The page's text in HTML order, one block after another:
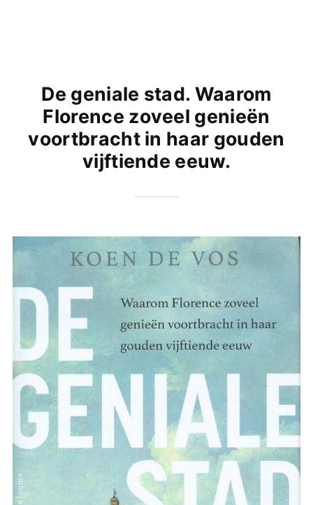
De geniale stad. Waarom
Florence zoveel genieën
voortbracht in haar gouden
vijftiende eeuw.